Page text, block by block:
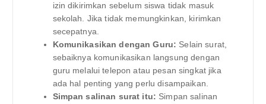
izin dikirimkan sebelum siswa tidak masuk
sekolah. Jika tidak memungkinkan, kirimkan
secepatnya.
Komunikasikan dengan Guru: Selain surat,
sebaiknya komunikasikan langsung dengan
guru melalui telepon atau pesan singkat jika
ada hal penting yang perlu disampaikan.
Simpan salinan surat itu: Simpan salinan